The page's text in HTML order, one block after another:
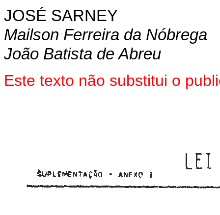
JOSÉ SARNEY
Mailson Ferreira da Nóbrega
João Batista de Abreu
Este texto não substitui o